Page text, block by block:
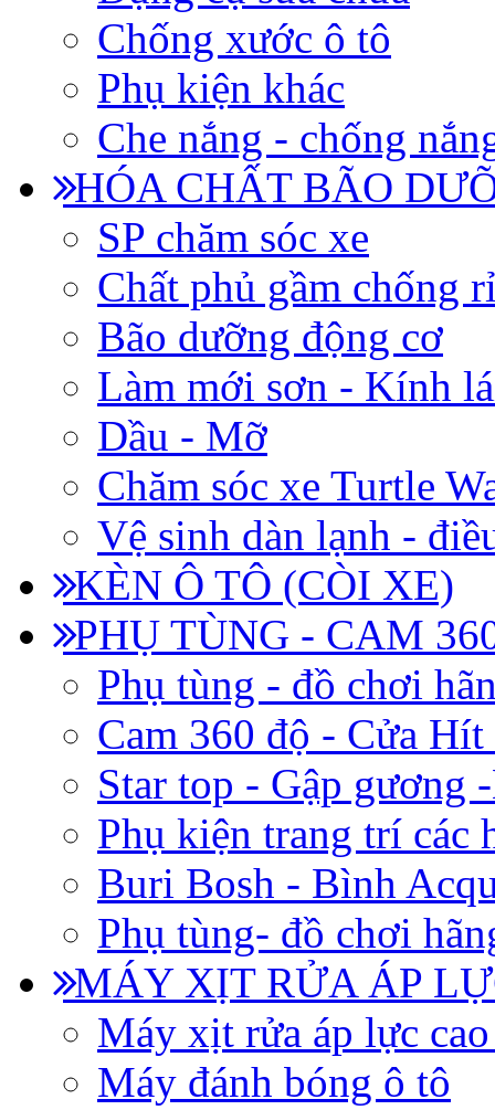
Chống xước ô tô
Phụ kiện khác
Che nắng - chống
HÓA CHẤT BÃO
SP chăm sóc xe
Chất phủ gầm chống
Bão dưỡng động cơ
Làm mới sơn - Kính
Dầu - Mỡ
Chăm sóc xe Turtle
Vệ sinh dàn lạnh -
KÈN Ô TÔ (CÒI XE)
PHỤ TÙNG - CAM
Phụ tùng - đồ chơi
Cam 360 độ - Cửa
Star top - Gập gương
Phụ kiện trang trí các
Buri Bosh - Bình
Phụ tùng- đồ chơi
MÁY XỊT RỬA ÁP
Máy xịt rửa áp lực
Máy đánh bóng ô tô